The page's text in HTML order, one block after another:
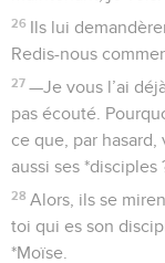
26 Ils lui
Redis-nous
27 —Je vous l’ai
pas écouté.
ce que, par
aussi ses *disciples
28 Alors, ils se
toi qui es son
*Moïse.